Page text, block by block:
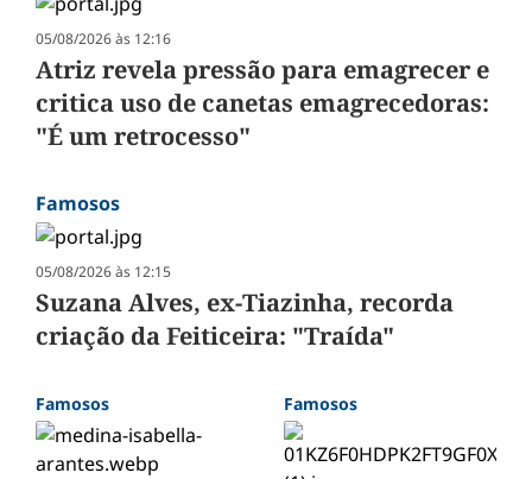
05/08/2026 às 12:16
Atriz revela pressão para emagrecer e
critica uso de canetas emagrecedoras:
"É um retrocesso"
Famosos
05/08/2026 às 12:15
Suzana Alves, ex-Tiazinha, recorda
criação da Feiticeira: "Traída"
Famosos Famosos